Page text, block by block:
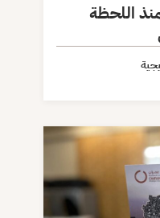
اللحظة